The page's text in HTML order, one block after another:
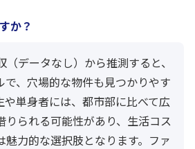
か？
（データなし）から推測すると、
で、穴場的な物件も見つかりやす
や単身者には、都市部に比べて広
りられる可能性があり、生活コス
魅力的な選択肢となります。ファ